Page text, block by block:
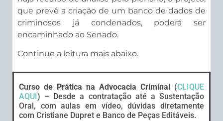
que prevê a criação de um banco de dados de
criminosos já condenados, poderá ser
encaminhado ao Senado.
Continue a leitura mais abaixo.
Curso de Prática na Advocacia Criminal (CLIQUE
AQUI ) – Desde a contratação até a Sustentação
Oral, com aulas em vídeo, dúvidas diretamente
com Cristiane Dupret e Banco de Peças Editáveis.